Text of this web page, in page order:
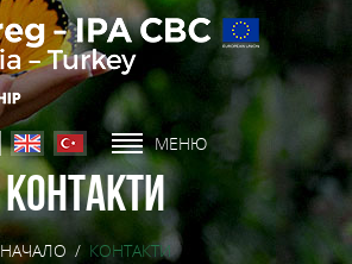
МЕНЮ
Контакти
НАЧАЛО / КОНТАКТИ